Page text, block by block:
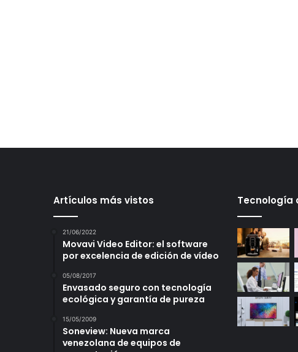
Artículos más vistos
21/06/2022
Movavi Video Editor: el software
por excelencia de edición de vídeo
05/08/2017
Envasado seguro con tecnología
ecológica y garantía de pureza
15/05/2009
Soneview: Nueva marca
venezolana de equipos de
Tecnología